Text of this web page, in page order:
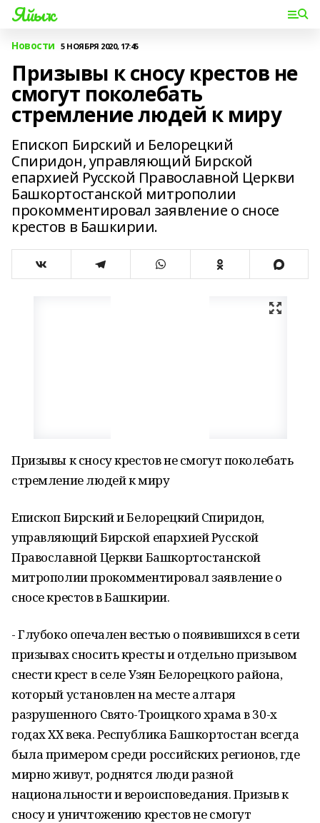
Яйыҡ
Новости 5 НОЯБРЯ 2020, 17:45
Призывы к сносу крестов не
смогут поколебать
стремление людей к миру
Епископ Бирский и Белорецкий
Спиридон, управляющий Бирской
епархией Русской Православной Церкви
Башкортостанской митрополии
прокомментировал заявление о сносе
крестов в Башкирии.
Призывы к сносу крестов не смогут поколебать
стремление людей к миру
Епископ Бирский и Белорецкий Спиридон,
управляющий Бирской епархией Русской
Православной Церкви Башкортостанской
митрополии прокомментировал заявление о
сносе крестов в Башкирии.
- Глубоко опечален вестью о появившихся в сети
призывах сносить кресты и отдельно призывом
снести крест в селе Узян Белорецкого района,
который установлен на месте алтаря
разрушенного Свято-Троицкого храма в 30-х
годах XX века. Республика Башкортостан всегда
была примером среди российских регионов, где
мирно живут, роднятся люди разной
национальности и вероисповедания. Призыв к
сносу и уничтожению крестов не смогут